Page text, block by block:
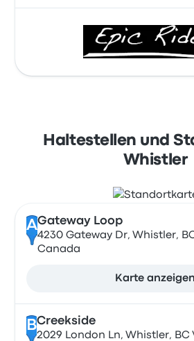
Haltestellen und
Whistler
AGateway Loop
4230 Gateway Dr, Whistler,
Canada
Karte anzeigen
BCreekside
2029 London Ln, Whistler, BC